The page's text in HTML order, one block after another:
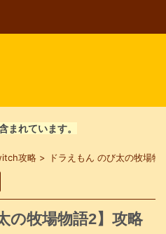
まれています。
攻略 > ドラえもん のび太の牧場物
の牧場物語2】攻略